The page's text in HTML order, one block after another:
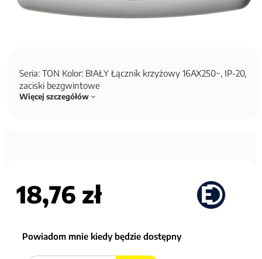
Seria: TON Kolor: BIAŁY Łącznik krzyżowy 16AX250~, IP-20,
zaciski bezgwintowe
Więcej szczegółów
18,76 zł
Powiadom mnie kiedy będzie dostępny